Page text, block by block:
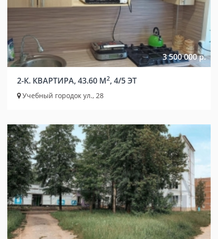
3 500 000 р.
2-К. КВАРТИРА, 43.60 М2, 4/5 ЭТ
Учебный городок ул., 28